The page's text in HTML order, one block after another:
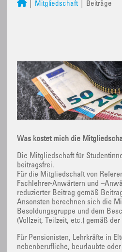
Mitgliedschaft Beiträge
Was kostet mich die
Die Mitgliedschaft für
beitragsfrei.
Für die Mitgliedschaft von
Fachlehrer-Anwärtern und
reduzierter Beitrag gemäß
Ansonsten berechnen sich die
Besoldungsgruppe und dem
(Vollzeit, Teilzeit, etc.) gemäß
Für Pensionisten, Lehrkräfte in
nebenberufliche, beurlaubte